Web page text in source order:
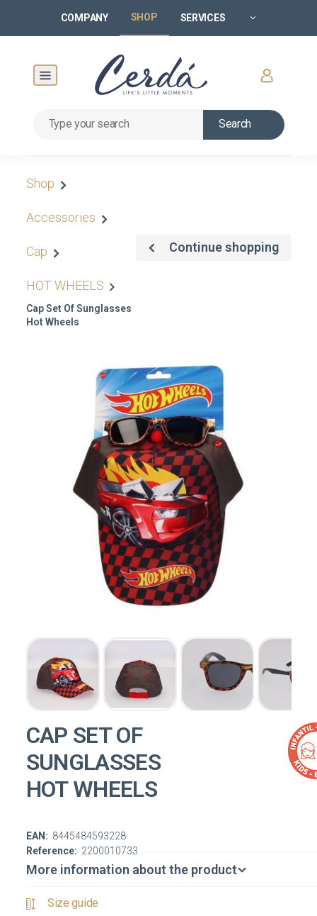
COMPANY SHOP SERVICES
Search
Shop
Accessories
Cap
HOT WHEELS
Cap Set Of Sunglasses
Hot Wheels
Continue shopping
CAP SET OF
SUNGLASSES
HOT WHEELS
Reference: 2200010733
EAN: 8445484593228
More information about the product
Size guide